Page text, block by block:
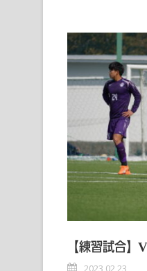
【練習試合】